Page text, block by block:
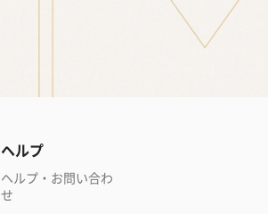
ヘルプ
ヘルプ・お問い合わ
せ